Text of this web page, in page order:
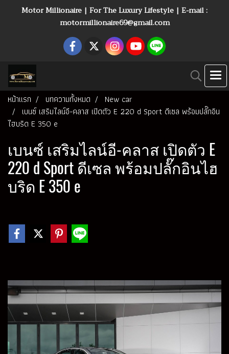
Motor Millionaire | For The Luxury Lifestyle | E-mail :
motormillionaire69@gmail.com
หน้าแรก บทความทั้งหมด
New car
เบนซ์ เสริมไลน์อี-คลาส เปิดตัว E 220 d Sport ดีเซล พร้อมปลั๊กอิน
ไฮบริด E 350 e
เบนซ์ เสริมไลน์อี-คลาส เปิดตัว E
220 d Sport ดีเซล พร้อมปลั๊กอินไฮ
บริด E 350 e